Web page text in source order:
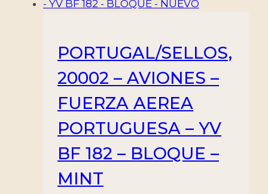
PORTUGAL/SELLOS,
20002 – AVIONES –
FUERZA AEREA
PORTUGUESA – YV
BF 182 – BLOQUE –
MINT